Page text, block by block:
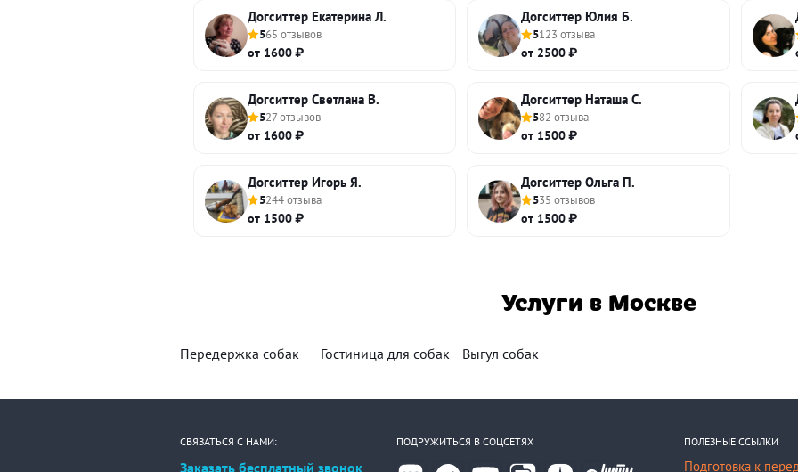
Догситтер Екатерина Л.
565 отзывов
от 1600 ₽
Догситтер Юлия Б.
5123 отзыва
от 2500 ₽
Догситтер Светлана В.
527 отзывов
от 1600 ₽
Догситтер Наташа С.
582 отзыва
от 1500 ₽
Догситтер Игорь Я.
5244 отзыва
от 1500 ₽
Догситтер Ольга П.
535 отзывов
от 1500 ₽
Услуги в Москве
Передержка собак Гостиница для собак Выгул собак
СВЯЗАТЬСЯ С НАМИ:
Заказать бесплатный звонок
ПОДРУЖИТЬСЯ В СОЦСЕТЯХ ПОЛЕЗНЫЕ ССЫЛКИ
Подготовка к